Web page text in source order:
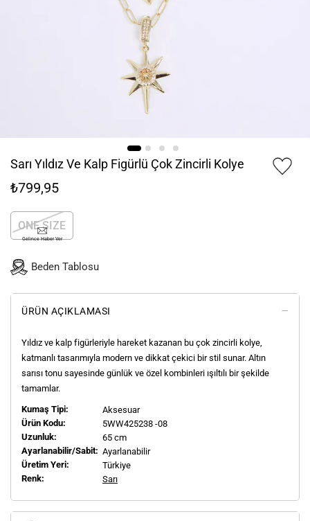
Sarı Yıldız Ve Kalp Figürlü Çok Zincirli Kolye
₺799,95
ONE SIZE
Gelince Haber Ver
Beden Tablosu
ÜRÜN AÇIKLAMASI
Yıldız ve kalp figürleriyle hareket kazanan bu çok zincirli kolye,
katmanlı tasarımıyla modern ve dikkat çekici bir stil sunar. Altın
sarısı tonu sayesinde günlük ve özel kombinleri ışıltılı bir şekilde
tamamlar.
Kumaş Tipi:
Aksesuar
Ürün Kodu:
5WW425238 -08
Uzunluk:
65 cm
Ayarlanabilir/Sabit: Ayarlanabilir
Üretim Yeri:
Türkiye
Renk:
Sarı